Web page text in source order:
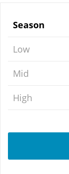
Season
Low
Mid
High